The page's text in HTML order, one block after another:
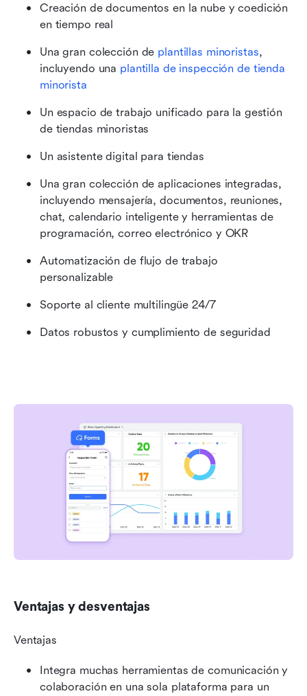
Creación de documentos en la nube y coedición
en tiempo real
Una gran colección de plantillas minoristas,
incluyendo una plantilla de inspección de tienda
minorista
Un espacio de trabajo unificado para la gestión
de tiendas minoristas
Un asistente digital para tiendas
Una gran colección de aplicaciones integradas,
incluyendo mensajería, documentos, reuniones,
chat, calendario inteligente y herramientas de
programación, correo electrónico y OKR
Automatización de flujo de trabajo
personalizable
Soporte al cliente multilingüe 24/7
Datos robustos y cumplimiento de seguridad
Ventajas y desventajas
Ventajas
Integra muchas herramientas de comunicación y
colaboración en una sola plataforma para un